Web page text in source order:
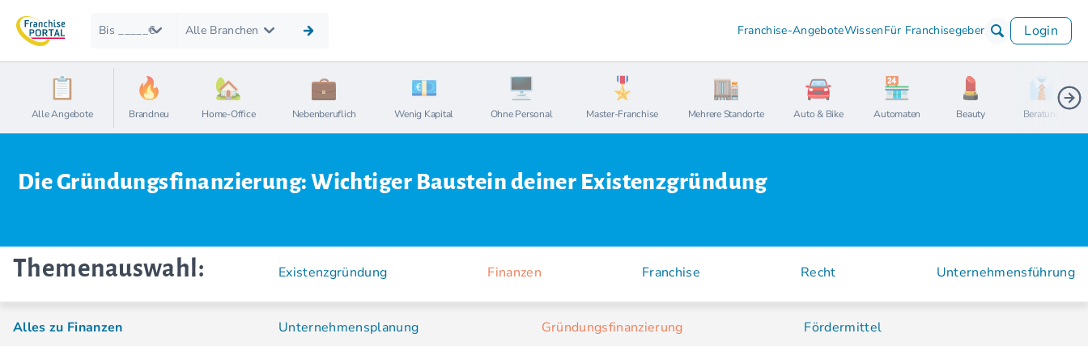
Bis _____€ Alle Branchen Franchise-AngeboteWissenFür Franchisegeber Login
Alle Angebote Brandneu Home-Office Nebenberuflich Wenig Kapital Ohne Personal Master-Franchise Mehrere Standorte Auto & Bike Automaten Beauty Beratung
Die Gründungsfinanzierung: Wichtiger Baustein deiner Existenzgründung
Themenauswahl: Existenzgründung Finanzen Franchise Recht Unternehmensführung
Alles zu Finanzen Unternehmensplanung Gründungsfinanzierung Fördermittel